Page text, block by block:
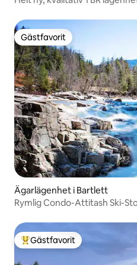
Gästfavorit
Gästfavorit
Ägarlägenhet i Bartlett
Rymlig Condo-Attitash Ski-
Populär gästfavorit
Gästfavorit